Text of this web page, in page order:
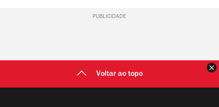
PUBLICIDADE
Voltar ao topo